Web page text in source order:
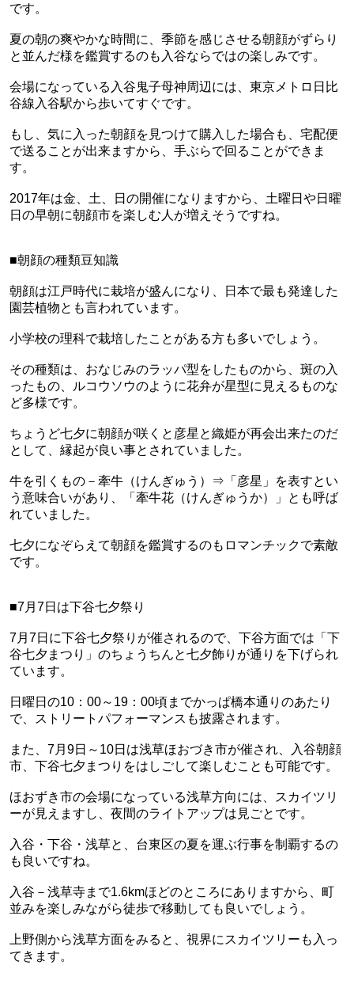
です。
夏の朝の爽やかな時間に、季節を感じさせる朝顔がずらり
と並んだ様を鑑賞するのも入谷ならではの楽しみです。
会場になっている入谷鬼子母神周辺には、東京メトロ日比
谷線入谷駅から歩いてすぐです。
もし、気に入った朝顔を見つけて購入した場合も、宅配便
で送ることが出来ますから、手ぶらで回ることができま
す。
2017年は金、土、日の開催になりますから、土曜日や日曜
日の早朝に朝顔市を楽しむ人が増えそうですね。
■朝顔の種類豆知識
朝顔は江戸時代に栽培が盛んになり、日本で最も発達した
園芸植物とも言われています。
小学校の理科で栽培したことがある方も多いでしょう。
その種類は、おなじみのラッパ型をしたものから、斑の入
ったもの、ルコウソウのように花弁が星型に見えるものな
ど多様です。
ちょうど七夕に朝顔が咲くと彦星と織姫が再会出来たのだ
として、縁起が良い事とされていました。
牛を引くもの－牽牛（けんぎゅう）⇒「彦星」を表すとい
う意味合いがあり、「牽牛花（けんぎゅうか）」とも呼ば
れていました。
七夕になぞらえて朝顔を鑑賞するのもロマンチックで素敵
です。
■7月7日は下谷七夕祭り
7月7日に下谷七夕祭りが催されるので、下谷方面では「下
谷七夕まつり」のちょうちんと七夕飾りが通りを下げられ
ています。
日曜日の10：00～19：00頃までかっぱ橋本通りのあたり
で、ストリートパフォーマンスも披露されます。
また、7月9日～10日は浅草ほおづき市が催され、入谷朝顔
市、下谷七夕まつりをはしごして楽しむことも可能です。
ほおずき市の会場になっている浅草方向には、スカイツリ
ーが見えますし、夜間のライトアップは見ごとです。
入谷・下谷・浅草と、台東区の夏を運ぶ行事を制覇するの
も良いですね。
入谷－浅草寺まで1.6kmほどのところにありますから、町
並みを楽しみながら徒歩で移動しても良いでしょう。
上野側から浅草方面をみると、視界にスカイツリーも入っ
てきます。